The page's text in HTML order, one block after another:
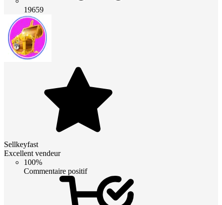
19659
Sellkeyfast
Excellent vendeur
100%
Commentaire positif